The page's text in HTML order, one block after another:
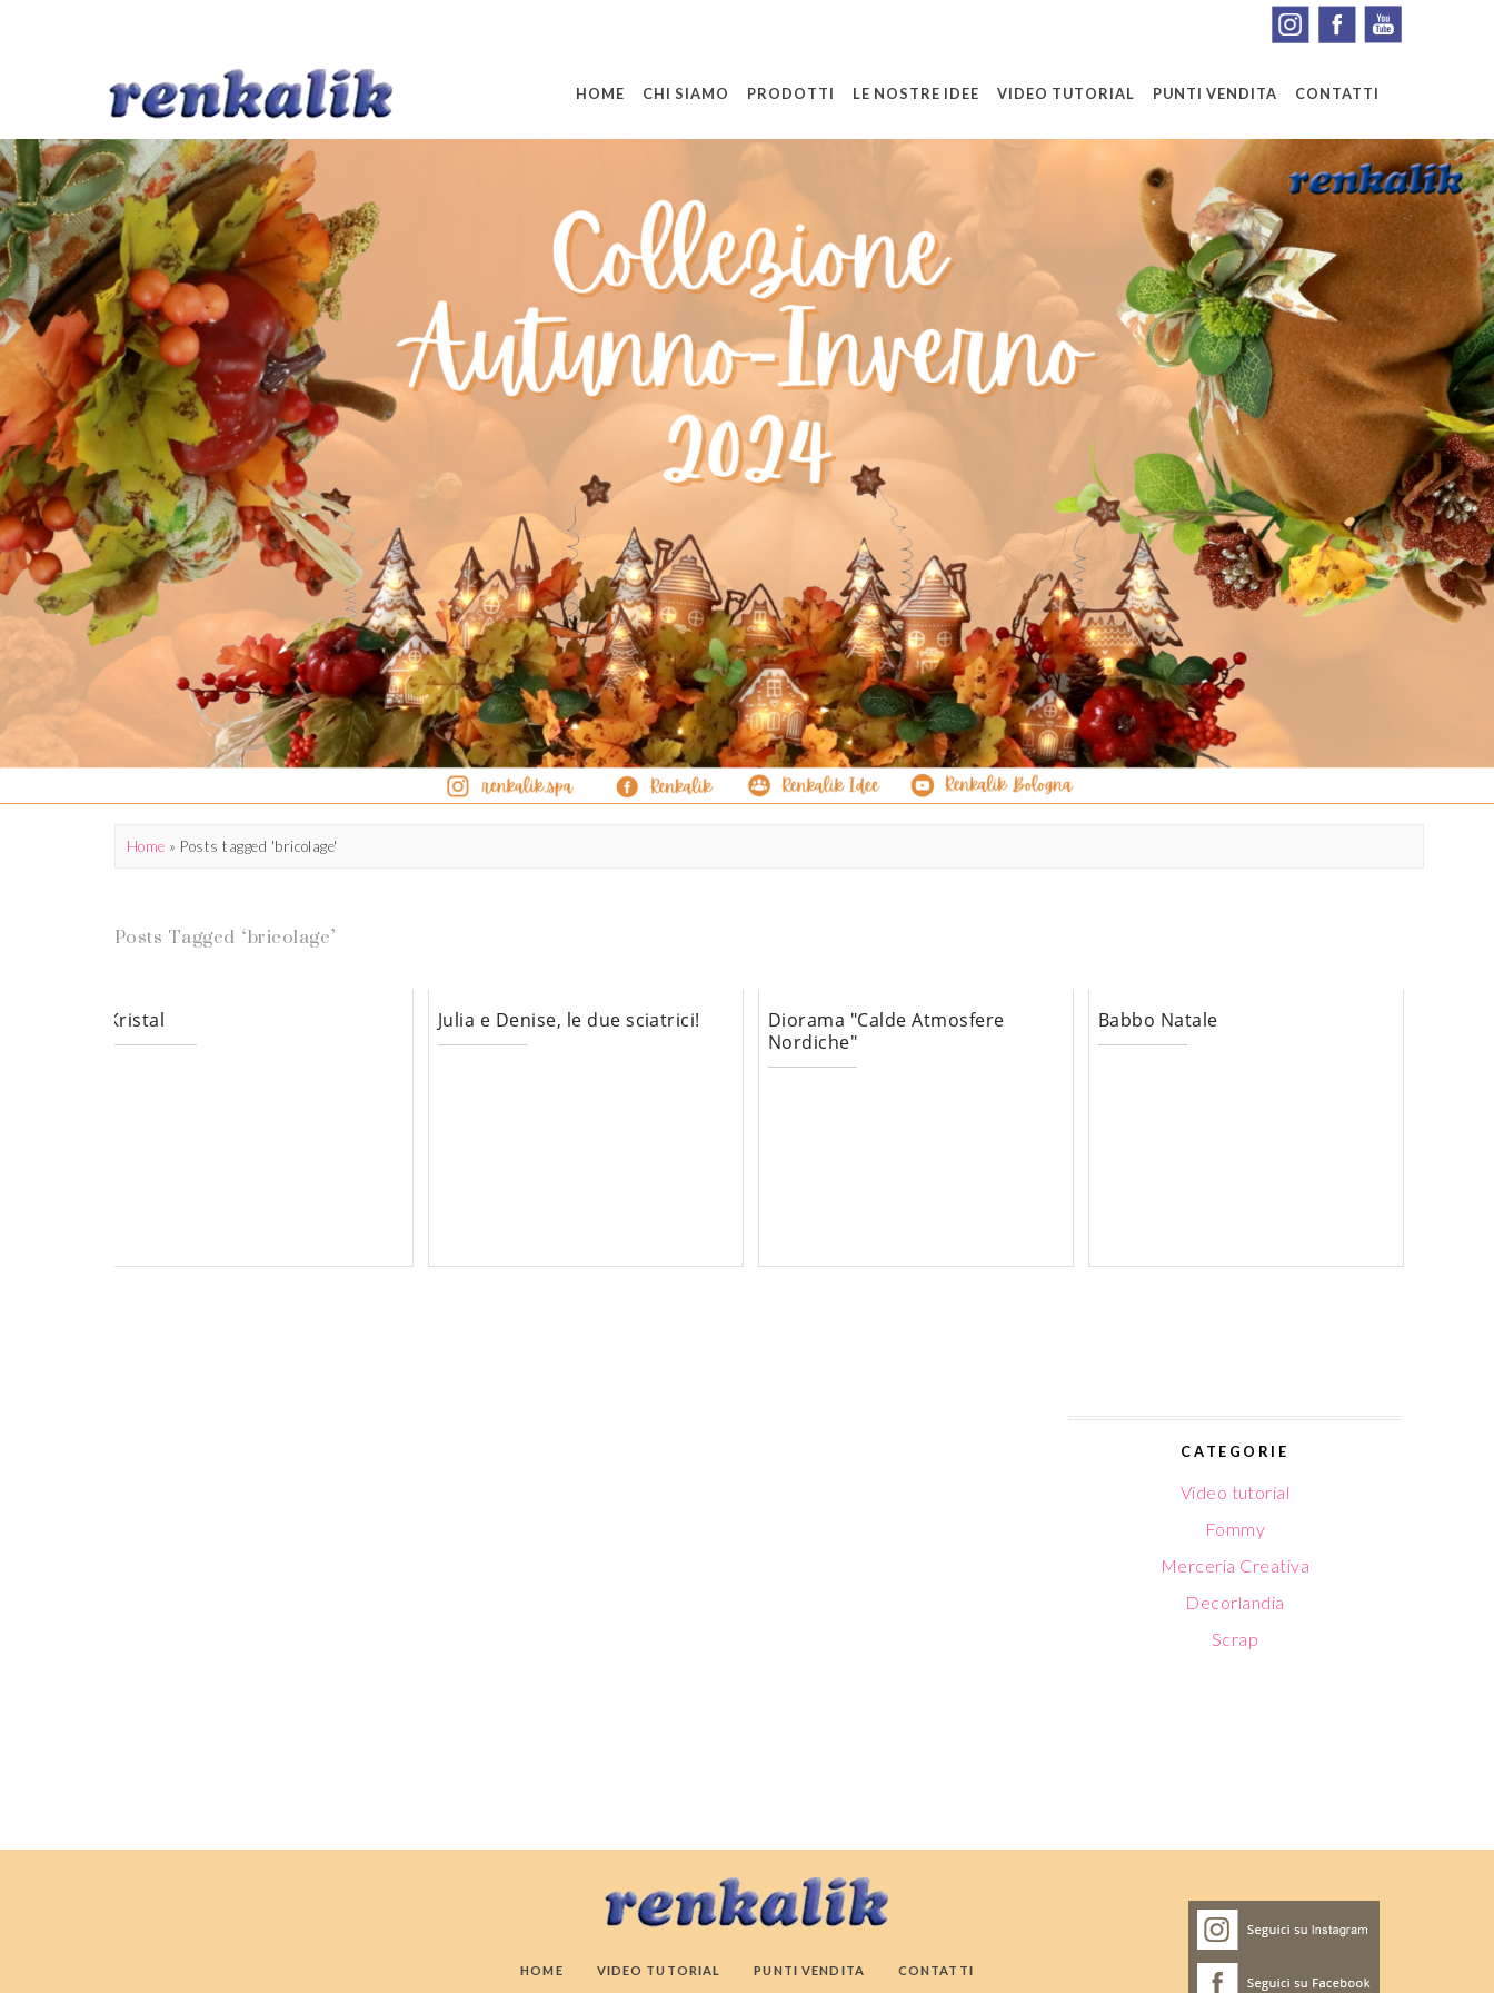
HOME CHI SIAMO PRODOTTI LE NOSTRE IDEE VIDEO TUTORIAL PUNTI VENDITA CONTATTI
Home » Posts tagged 'bricolage'
Posts Tagged ‘bricolage’
Kristal Julia e Denise, le due sciatrici!
Diorama "Calde Atmosfere
Nordiche"
Babbo Natale
CATEGORIE
Video tutorial
Fommy
Merceria Creativa
Decorlandia
Scrap
HOME VIDEO TUTORIAL PUNTI VENDITA CONTATTI